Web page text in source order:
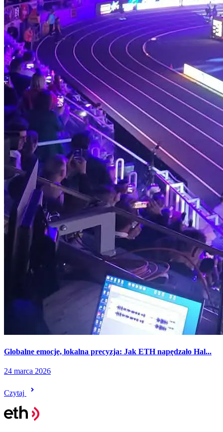
Globalne emocje, lokalna precyzja: Jak ETH napędzało Hal...
24 marca 2026
Czytaj